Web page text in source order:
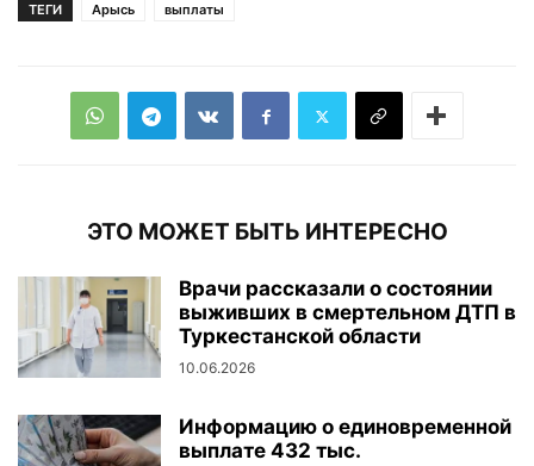
ТЕГИ Арысь выплаты
ЭТО МОЖЕТ БЫТЬ ИНТЕРЕСНО
Врачи рассказали о состоянии
выживших в смертельном ДТП в
Туркестанской области
10.06.2026
Информацию о единовременной
выплате 432 тыс.